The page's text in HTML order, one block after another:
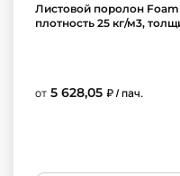
Листовой поролон
плотность 25 кг/м3,
от 5 628,05 ₽ / пач.